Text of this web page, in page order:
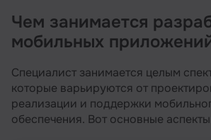
Чем занимается
мобильных
Специалист занимается целым
которые варьируются от
реализации и поддержки
обеспечения. Вот основные